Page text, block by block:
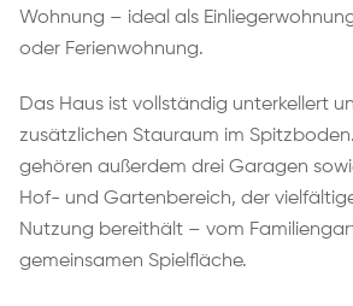
Wohnung – ideal als
oder Ferienwohnung.
Das Haus ist vollständig unterkellert
zusätzlichen Stauraum im
gehören außerdem drei Garagen
Hof- und Gartenbereich, der
Nutzung bereithält – vom
gemeinsamen Spielfläche.